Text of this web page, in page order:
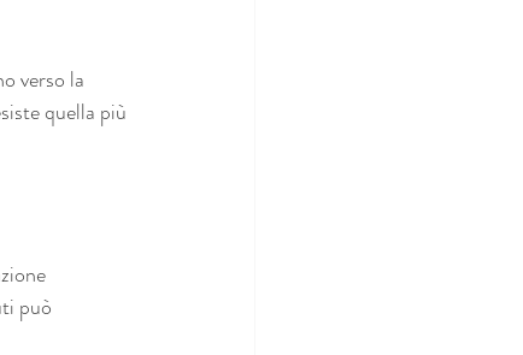
verso la
quella più
può